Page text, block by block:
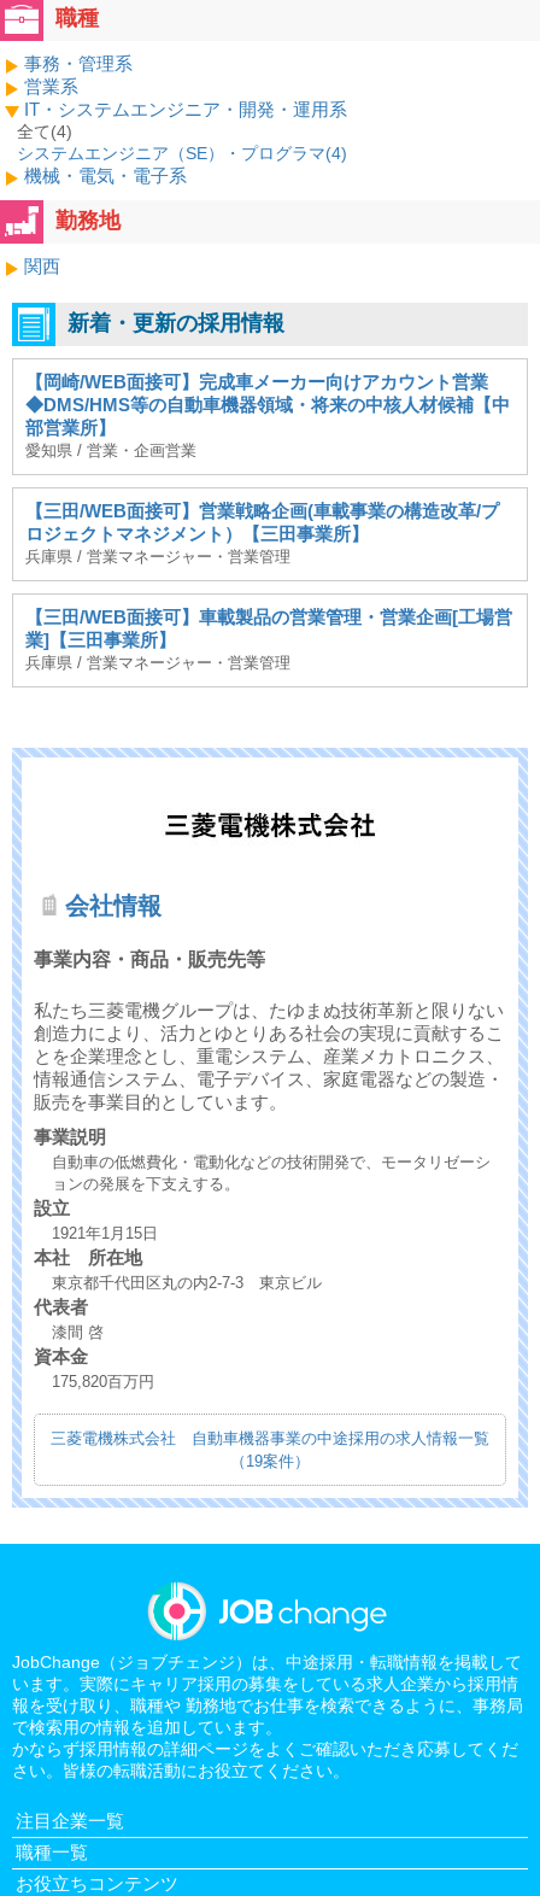
職種
事務・管理系
営業系
IT・システムエンジニア・開発・運用系
全て(4)
システムエンジニア（SE）・プログラマ(4)
機械・電気・電子系
勤務地
関西
新着・更新の採用情報
【岡崎/WEB面接可】完成車メーカー向けアカウント営業
◆DMS/HMS等の自動車機器領域・将来の中核人材候補【中
部営業所】
愛知県 / 営業・企画営業
【三田/WEB面接可】営業戦略企画(車載事業の構造改革/プ
ロジェクトマネジメント）【三田事業所】
兵庫県 / 営業マネージャー・営業管理
【三田/WEB面接可】車載製品の営業管理・営業企画[工場営
業]【三田事業所】
兵庫県 / 営業マネージャー・営業管理
会社情報
事業内容・商品・販売先等
私たち三菱電機グループは、たゆまぬ技術革新と限りない
創造力により、活力とゆとりある社会の実現に貢献するこ
とを企業理念とし、重電システム、産業メカトロニクス、
情報通信システム、電子デバイス、家庭電器などの製造・
販売を事業目的としています。
事業説明
自動車の低燃費化・電動化などの技術開発で、モータリゼーシ
ョンの発展を下支えする。
設立
1921年1月15日
本社 所在地
東京都千代田区丸の内2-7-3 東京ビル
代表者
漆間 啓
資本金
175,820百万円
三菱電機株式会社 自動車機器事業の中途採用の求人情報一覧
（19案件）
JobChange（ジョブチェンジ）は、中途採用・転職情報を掲載して
います。実際にキャリア採用の募集をしている求人企業から採用情
報を受け取り、職種や 勤務地でお仕事を検索できるように、事務局
で検索用の情報を追加しています。
かならず採用情報の詳細ページをよくご確認いただき応募してくだ
さい。皆様の転職活動にお役立てください。
注目企業一覧
職種一覧
お役立ちコンテンツ